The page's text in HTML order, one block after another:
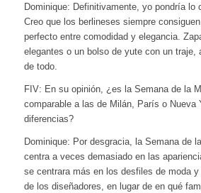
Dominique: Definitivamente, yo pondría lo
Creo que los berlineses siempre
perfecto entre comodidad y elegancia.
elegantes o un bolso de yute con un traje,
de todo.
FIV: En su opinión, ¿es la Semana de la
comparable a las de Milán, París o Nueva
diferencias?
Dominique: Por desgracia, la Semana de
centra a veces demasiado en las
se centrara más en los desfiles de moda
de los diseñadores, en lugar de en qué